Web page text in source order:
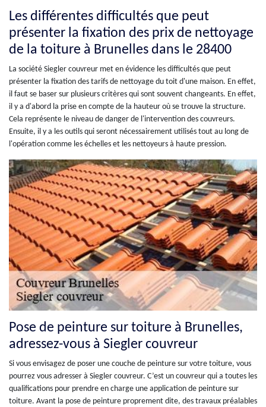
Les différentes difficultés que peut
présenter la fixation des prix de nettoyage
de la toiture à Brunelles dans le 28400
La société Siegler couvreur met en évidence les difficultés que peut
présenter la fixation des tarifs de nettoyage du toit d'une maison. En effet,
il faut se baser sur plusieurs critères qui sont souvent changeants. En effet,
il y a d'abord la prise en compte de la hauteur où se trouve la structure.
Cela représente le niveau de danger de l'intervention des couvreurs.
Ensuite, il y a les outils qui seront nécessairement utilisés tout au long de
l'opération comme les échelles et les nettoyeurs à haute pression.
Pose de peinture sur toiture à Brunelles,
adressez-vous à Siegler couvreur
Si vous envisagez de poser une couche de peinture sur votre toiture, vous
pourrez vous adresser à Siegler couvreur. C’est un couvreur qui a toutes les
qualifications pour prendre en charge une application de peinture sur
toiture. Avant la pose de peinture proprement dite, des travaux préalables